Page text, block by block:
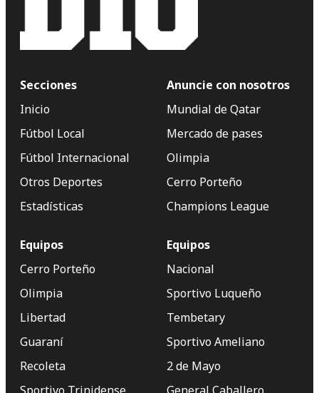
Secciones
Inicio
Fútbol Local
Fútbol Internacional
Otros Deportes
Estadísticas
Anuncie con nosotros
Mundial de Qatar
Mercado de pases
Olimpia
Cerro Porteño
Champions League
Equipos
Cerro Porteño
Olimpia
Libertad
Guaraní
Recoleta
Equipos
Nacional
Sportivo Luqueño
Tembetary
Sportivo Ameliano
2 de Mayo